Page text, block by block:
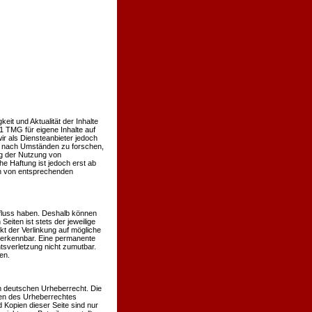
und Aktualität der Inhalte
TMG für eigene Inhalte auf
als Diensteanbieter jedoch
Umständen zu forschen,
der Nutzung von
Haftung ist jedoch erst ab
von entsprechenden
haben. Deshalb können
ist stets der jeweilige
der Verlinkung auf mögliche
Eine permanente
nicht zumutbar.
deutschen Urheberrecht. Die
des Urheberrechtes
Kopien dieser Seite sind nur